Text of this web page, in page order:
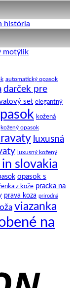
Kravata
ako
na
to.
história
manžety
a
ich
história
motýlikŽiadne
Ako
si
zaviazať
klasický
spoločenský
motýlik
automatický opasok
darček pre
set elegantný
kožená
kožený opasok
luxusná
luxusný kožený
slovakia
opasok s
z kože pracka na
prava koza prírodná
viazanka
na